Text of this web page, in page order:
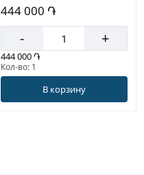
444 000 ֏
- +
444 000 ֏
Кол-во: 1
В корзину